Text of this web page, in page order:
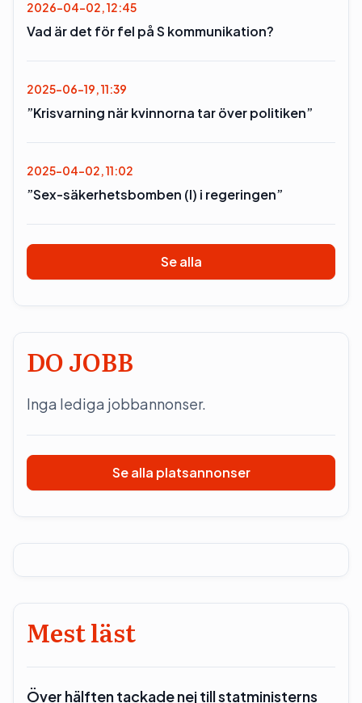
2026-04-02, 12:45
Vad är det för fel på S kommunikation?
2025-06-19, 11:39
”Krisvarning när kvinnorna tar över politiken”
2025-04-02, 11:02
”Sex-säkerhetsbomben (l) i regeringen”
Se alla
DO JOBB
Inga lediga jobbannonser.
Se alla platsannonser
Mest läst
Över hälften tackade nej till statministerns